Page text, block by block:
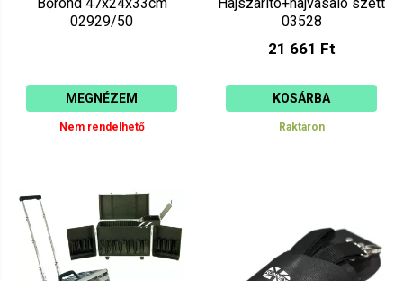
02929/50
MEGNÉZEM
Nem rendelhető
03528
21 661 Ft
KOSÁRBA
Raktáron